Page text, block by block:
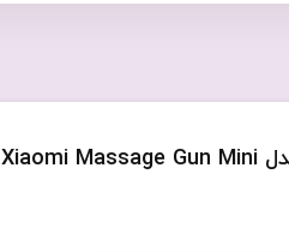
ماساژور برقی شیائومی مدل Xiaomi Massage Gun Mini